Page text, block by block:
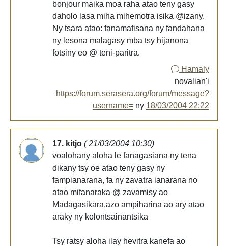
bonjour maika moa raha atao teny gasy
daholo lasa miha mihemotra isika @izany.
Ny tsara atao: fanamafisana ny fandahana
ny lesona malagasy mba tsy hijanona
fotsiny eo @ teni-paritra.
Hamaly
novalian'i
https://forum.serasera.org/forum/message?
username= ny 18/03/2004 22:22
17. kitjo ( 21/03/2004 10:30)
voalohany aloha le fanagasiana ny tena
dikany tsy oe atao teny gasy ny
fampianarana, fa ny zavatra ianarana no
atao mifanaraka @ zavamisy ao
Madagasikara,azo ampiharina ao ary atao
araky ny kolontsainantsika
Tsy ratsy aloha ilay hevitra kanefa ao